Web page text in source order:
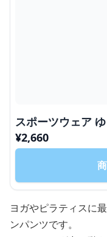
スポーツウェア
¥2,660
ヨガやピラティスに
ンパンツです。